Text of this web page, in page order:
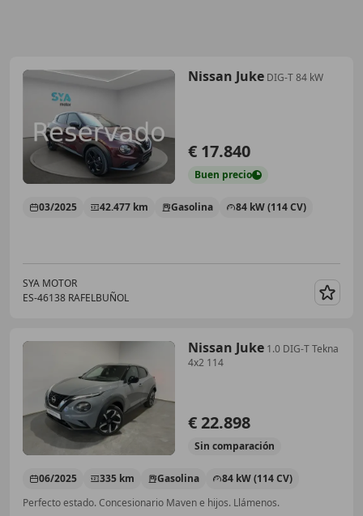
Nissan Juke DIG-T 84 kW
€ 17.840
Buen precio
03/2025 42.477 km Gasolina 84 kW (114 CV)
SYA MOTOR
ES-46138 RAFELBUÑOL
Nissan Juke 1.0 DIG-T Tekna
4x2 114
€ 22.898
Sin comparación
06/2025 335 km Gasolina
84 kW (114 CV)
Perfecto estado. Concesionario Maven e hijos. Llámenos.